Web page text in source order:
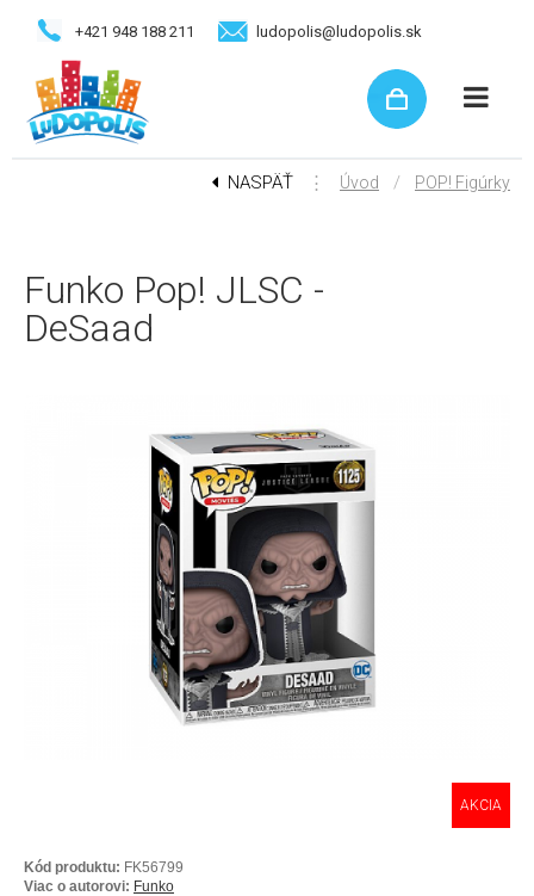
+421 948 188 211 ludopolis@ludopolis.sk
NASPÄŤ ⋮ Úvod / POP! Figúrky
Funko Pop! JLSC -
DeSaad
AKCIA
Kód produktu: FK56799
Viac o autorovi: Funko